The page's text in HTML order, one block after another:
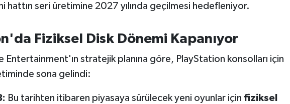
hattın seri üretimine 2027 yılında geçilmesi hedefleniyor.
Fiziksel Disk Dönemi Kapanıyor
Entertainment'ın stratejik planına göre, PlayStation konsolları için
sona gelindi:
Bu tarihten itibaren piyasaya sürülecek yeni oyunlar için fiziksel